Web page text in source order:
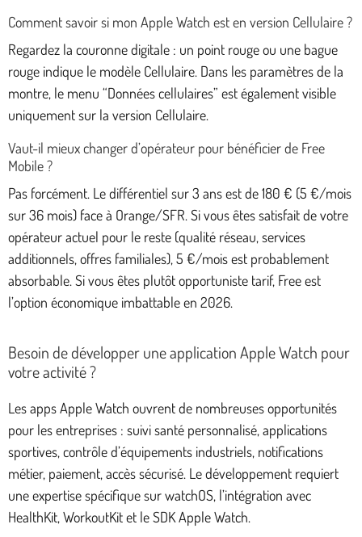
Comment savoir si mon Apple Watch est en version Cellulaire ?
Regardez la couronne digitale : un point rouge ou une bague
rouge indique le modèle Cellulaire. Dans les paramètres de la
montre, le menu “Données cellulaires” est également visible
uniquement sur la version Cellulaire.
Vaut-il mieux changer d’opérateur pour bénéficier de Free
Mobile ?
Pas forcément. Le différentiel sur 3 ans est de 180 € (5 €/mois
sur 36 mois) face à Orange/SFR. Si vous êtes satisfait de votre
opérateur actuel pour le reste (qualité réseau, services
additionnels, offres familiales), 5 €/mois est probablement
absorbable. Si vous êtes plutôt opportuniste tarif, Free est
l’option économique imbattable en 2026.
Besoin de développer une application Apple Watch pour
votre activité ?
Les apps Apple Watch ouvrent de nombreuses opportunités
pour les entreprises : suivi santé personnalisé, applications
sportives, contrôle d’équipements industriels, notifications
métier, paiement, accès sécurisé. Le développement requiert
une expertise spécifique sur watchOS, l’intégration avec
HealthKit, WorkoutKit et le SDK Apple Watch.